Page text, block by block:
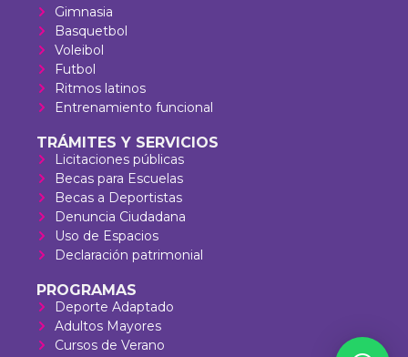
Gimnasia
Basquetbol
Voleibol
Futbol
Ritmos latinos
Entrenamiento funcional
TRÁMITES Y SERVICIOS
Licitaciones públicas
Becas para Escuelas
Becas a Deportistas
Denuncia Ciudadana
Uso de Espacios
Declaración patrimonial
PROGRAMAS
Deporte Adaptado
Adultos Mayores
Cursos de Verano